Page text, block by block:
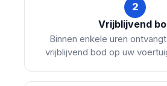
2
Vrijblijvend
Binnen enkele uren
vrijblijvend bod op uw